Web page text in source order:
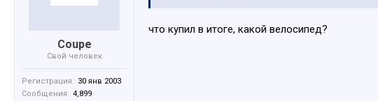
Coupe
Свой человек
Регистрация: 30 янв 2003
Сообщения: 4,899
что купил в итоге, какой велосипед?